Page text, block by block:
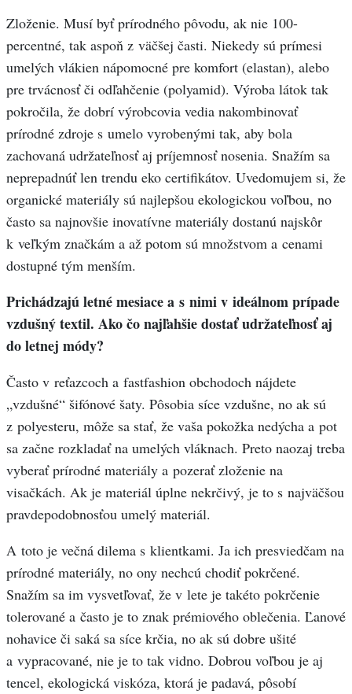
Zloženie. Musí byť prírodného pôvodu, ak nie 100-
percentné, tak aspoň z väčšej časti. Niekedy sú prímesi
umelých vlákien nápomocné pre komfort (elastan), alebo
pre trvácnosť či odľahčenie (polyamid). Výroba látok tak
pokročila, že dobrí výrobcovia vedia nakombinovať
prírodné zdroje s umelo vyrobenými tak, aby bola
zachovaná udržateľnosť aj príjemnosť nosenia. Snažím sa
neprepadnúť len trendu eko certifikátov. Uvedomujem si, že
organické materiály sú najlepšou ekologickou voľbou, no
často sa najnovšie inovatívne materiály dostanú najskôr
k veľkým značkám a až potom sú množstvom a cenami
dostupné tým menším.
Prichádzajú letné mesiace a s nimi v ideálnom prípade
vzdušný textil. Ako čo najľahšie dostať udržateľnosť aj
do letnej módy?
Často v reťazcoch a fastfashion obchodoch nájdete
„vzdušné“ šifónové šaty. Pôsobia síce vzdušne, no ak sú
z polyesteru, môže sa stať, že vaša pokožka nedýcha a pot
sa začne rozkladať na umelých vláknach. Preto naozaj treba
vyberať prírodné materiály a pozerať zloženie na
visačkách. Ak je materiál úplne nekrčivý, je to s najväčšou
pravdepodobnosťou umelý materiál.
A toto je večná dilema s klientkami. Ja ich presviedčam na
prírodné materiály, no ony nechcú chodiť pokrčené.
Snažím sa im vysvetľovať, že v lete je takéto pokrčenie
tolerované a často je to znak prémiového oblečenia. Ľanové
nohavice či saká sa síce krčia, no ak sú dobre ušité
a vypracované, nie je to tak vidno. Dobrou voľbou je aj
tencel, ekologická viskóza, ktorá je padavá, pôsobí